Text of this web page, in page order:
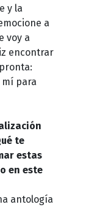
y la
a
voy a
encontrar
para
te
estas
en este
antología